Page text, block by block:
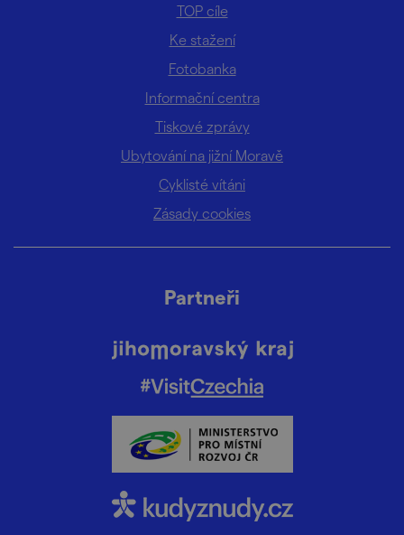
TOP cíle
Ke stažení
Fotobanka
Informační centra
Tiskové zprávy
Ubytování na jižní Moravě
Cyklisté vítáni
Zásady cookies
Partneři